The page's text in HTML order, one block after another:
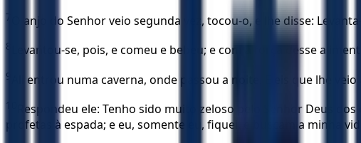
7 O anjo do Senhor veio segunda vez, tocou-o, e lhe disse:
8 Levantou-se, pois, e comeu e bebeu; e com a força desse
9 Ali entrou numa caverna, onde passou a noite. E eis que lhe
10
Respondeu ele: Tenho sido muito zeloso pelo Senhor Deus
profetas à espada; e eu, somente eu, fiquei, e buscam a minha